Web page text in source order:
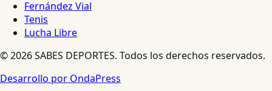
Fernández Vial
Tenis
Lucha Libre
© 2026 SABES DEPORTES. Todos los derechos reservados.
Desarrollo por OndaPress